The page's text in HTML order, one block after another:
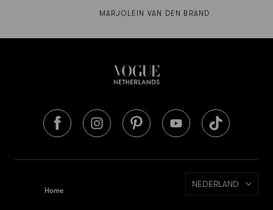
MARJOLEIN VAN DEN BRAND
Home
NEDERLAND